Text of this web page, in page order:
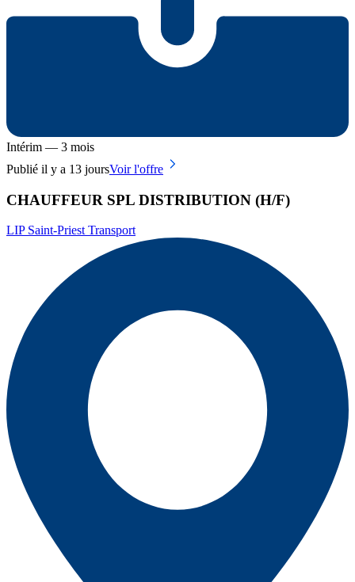
Intérim — 3 mois
Publié il y a 13 joursVoir l'offre
CHAUFFEUR SPL DISTRIBUTION (H/F)
LIP Saint-Priest Transport